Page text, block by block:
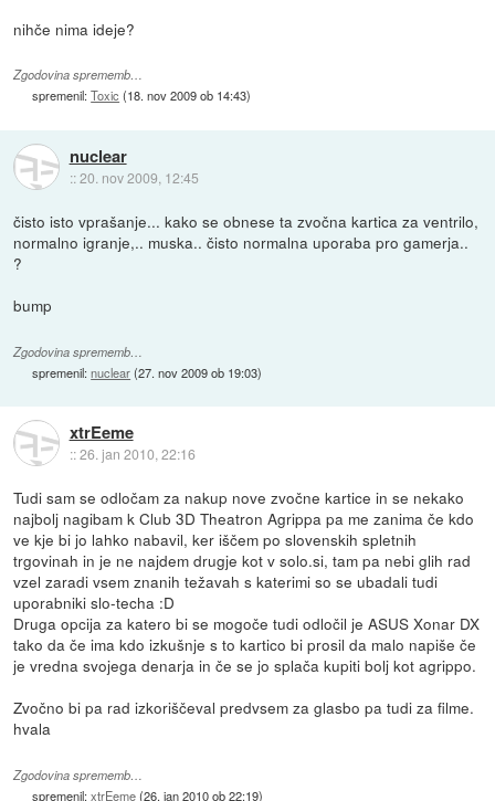
nihče nima ideje?
Zgodovina sprememb…
spremenil:Toxic (18. nov 2009 ob 14:43)
nuclear
::20. nov 2009, 12:45
čisto isto vprašanje... kako se obnese ta zvočna kartica za ventrilo,
normalno igranje,.. muska.. čisto normalna uporaba pro gamerja..
?
bump
Zgodovina sprememb…
spremenil:nuclear(27. nov 2009 ob 19:03)
xtrEeme
::26. jan 2010, 22:16
Tudi sam se odločam za nakup nove zvočne kartice in se nekako
najbolj nagibam k Club 3D Theatron Agrippa pa me zanima če kdo
ve kje bi jo lahko nabavil, ker iščem po slovenskih spletnih
trgovinah in je ne najdem drugje kot v solo.si, tam pa nebi glih rad
vzel zaradi vsem znanih težavah s katerimi so se ubadali tudi
uporabniki slo-techa :D
Druga opcija za katero bi se mogoče tudi odločil je ASUS Xonar DX
tako da če ima kdo izkušnje s to kartico bi prosil da malo napiše če
je vredna svojega denarja in če se jo splača kupiti bolj kot agrippo.
Zvočno bi pa rad izkoriščeval predvsem za glasbo pa tudi za filme.
hvala
Zgodovina sprememb…
spremenil:xtrEeme(26. jan 2010 ob 22:19)